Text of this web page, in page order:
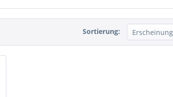
Sortierung: